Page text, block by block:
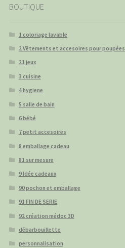
BOUTIQUE
1 coloriage lavable
2 Vêtements et accesoires pour poupées
21 jeux
3 cuisine
4 hygiene
5 salle de bain
6 bébé
7 petit accesoires
8 emballage cadeau
81 sur mesure
9 Idée cadeaux
90 pochon et emballage
91 FIN DE SERIE
92 création médoc 3D
débarbouillette
personnalisation